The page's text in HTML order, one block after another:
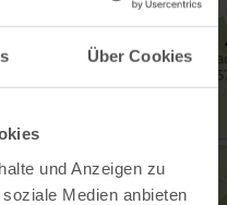
Über Cookies
und Anzeigen zu
Medien anbieten